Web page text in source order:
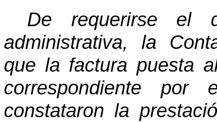
De requerirse el
administrativa, la
que la factura puesta
correspondiente
constataron la